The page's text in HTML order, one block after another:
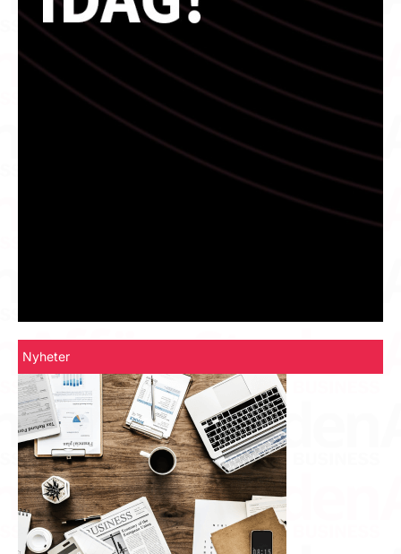
Nyheter